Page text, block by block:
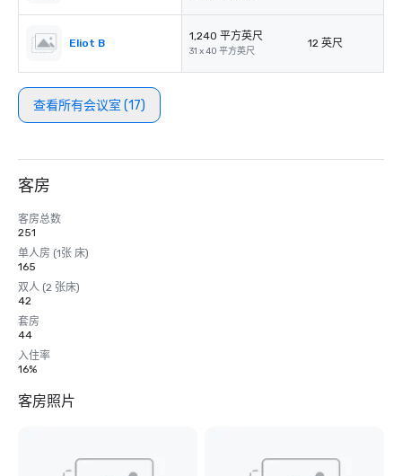
Eliot B
1,240 平方英尺
31 x 40 平方英尺
12 英尺
查看所有会议室 (17)
客房
客房总数
251
单人房 (1张 床)
165
双人 (2 张床)
42
套房
44
入住率
16%
客房照片